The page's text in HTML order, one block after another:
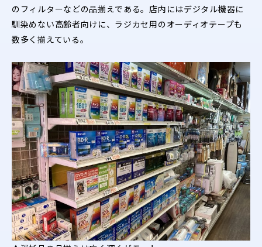
のフィルターなどの品揃えである。店内にはデジタル機器に
馴染めない高齢者向けに、ラジカセ用のオーディオテープも
数多く揃えている。